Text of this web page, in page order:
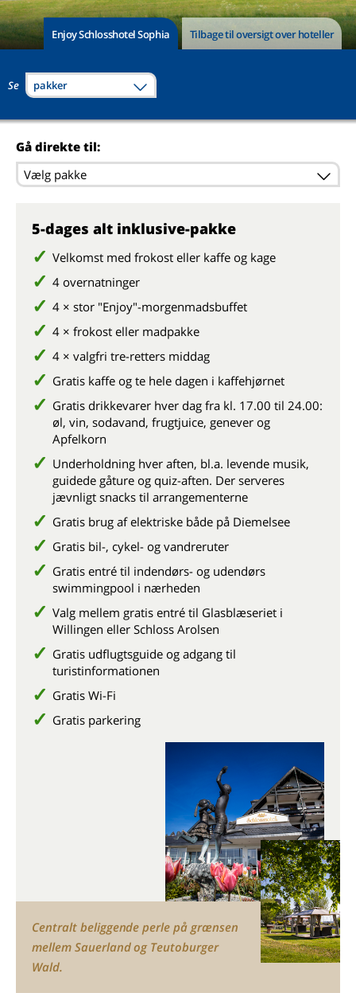
Enjoy Schlosshotel Sophia Tilbage til oversigt over hoteller
Se pakker
Gå direkte til:
Vælg pakke
5-dages alt inklusive-pakke
Velkomst med frokost eller kaffe og kage
4 overnatninger
4 × stor "Enjoy"-morgenmadsbuffet
4 × frokost eller madpakke
4 × valgfri tre-retters middag
Gratis kaffe og te hele dagen i kaffehjørnet
Gratis drikkevarer hver dag fra kl. 17.00 til 24.00:
øl, vin, sodavand, frugtjuice, genever og
Apfelkorn
Underholdning hver aften, bl.a. levende musik,
guidede gåture og quiz-aften. Der serveres
jævnligt snacks til arrangementerne
Gratis brug af elektriske både på Diemelsee
Gratis bil-, cykel- og vandreruter
Gratis entré til indendørs- og udendørs
swimmingpool i nærheden
Valg mellem gratis entré til Glasblæseriet i
Willingen eller Schloss Arolsen
Gratis udflugtsguide og adgang til
turistinformationen
Gratis Wi-Fi
Gratis parkering
Centralt beliggende perle på grænsen
mellem Sauerland og Teutoburger
Wald.